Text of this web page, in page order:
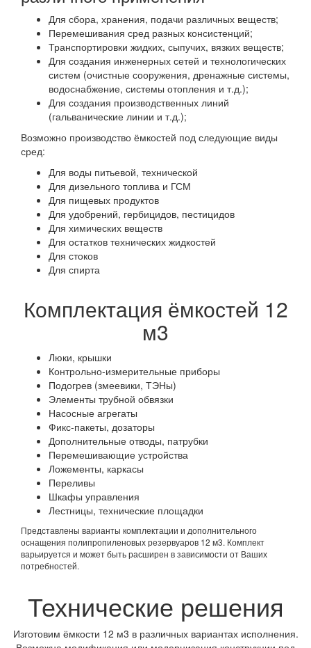
Для сбора, хранения, подачи различных веществ;
Перемешивания сред разных консистенций;
Транспортировки жидких, сыпучих, вязких веществ;
Для создания инженерных сетей и технологических
систем (очистные сооружения, дренажные системы,
водоснабжение, системы отопления и т.д.);
Для создания производственных линий
(гальванические линии и т.д.);
Возможно производство ёмкостей под следующие виды
сред:
Для воды питьевой, технической
Для дизельного топлива и ГСМ
Для пищевых продуктов
Для удобрений, гербицидов, пестицидов
Для химических веществ
Для остатков технических жидкостей
Для стоков
Для спирта
Комплектация ёмкостей 12
м3
Люки, крышки
Контрольно-измерительные приборы
Подогрев (змеевики, ТЭНы)
Элементы трубной обвязки
Насосные агрегаты
Фикс-пакеты, дозаторы
Дополнительные отводы, патрубки
Перемешивающие устройства
Ложементы, каркасы
Переливы
Шкафы управления
Лестницы, технические площадки
Представлены варианты комплектации и дополнительного
оснащения полипропиленовых резервуаров 12 м3. Комплект
варьируется и может быть расширен в зависимости от Ваших
потребностей.
Технические решения
Изготовим ёмкости 12 м3 в различных вариантах исполнения.